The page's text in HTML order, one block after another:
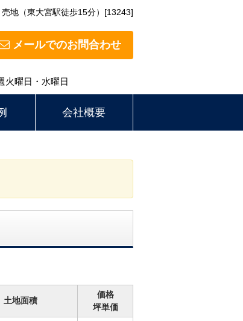
地（東大宮駅徒歩15分）[13243]
メールでのお問合わせ
火曜日・水曜日
会社概要
土地面積
価格
坪単価